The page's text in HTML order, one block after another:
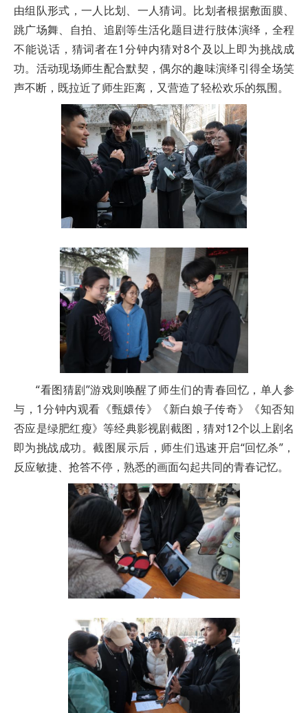
由组队形式，一人比划、一人猜词。比划者根据敷面膜、
跳广场舞、自拍、追剧等生活化题目进行肢体演绎，全程
不能说话，猜词者在1分钟内猜对8个及以上即为挑战成
功。活动现场师生配合默契，偶尔的趣味演绎引得全场笑
声不断，既拉近了师生距离，又营造了轻松欢乐的氛围。
“看图猜剧”游戏则唤醒了师生们的青春回忆，单人参
与，1分钟内观看《甄嬛传》《新白娘子传奇》《知否知
否应是绿肥红瘦》等经典影视剧截图，猜对12个以上剧名
即为挑战成功。截图展示后，师生们迅速开启“回忆杀”，
反应敏捷、抢答不停，熟悉的画面勾起共同的青春记忆。